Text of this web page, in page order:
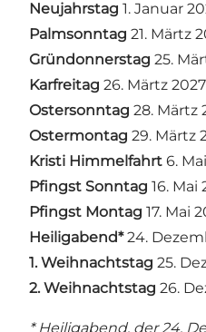
Neujahrstag 1. Januar
Palmsonntag 21. Märtz
Gründonnerstag 25.
Karfreitag 26. Märtz 2027
Ostersonntag 28. Märtz
Ostermontag 29. Märtz
Kristi Himmelfahrt 6.
Pfingst Sonntag 16. Mai
Pfingst Montag 17. Mai
Heiligabend*24.
1. Weihnachtstag 25.
2. Weihnachtstag 26.
* Heiligabend, der 24.